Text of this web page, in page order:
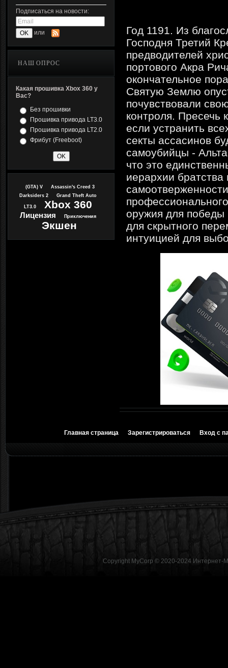
Подписаться на новости:
или
НАШ ОПРОС
Какая прошивка Xbox 360 у
Вас?
Без прошивки
Прошивка привода LT3.0
Прошивка привода LT2.0
Фрибут (Freeboot)
(GTA) V
Assassin's Creed 3
Darksiders 2
Grand Theft Auto
LT3.0 Xbox 360
Лицензия Приключения
Экшен
Год 1191. Из
Господня Третий
предводителей
портового Акра
окончательное
Святую Землю
почувствовали
контроля. Пресечь
если устранить
секты ассасинов
самоубийцы -
что это
иерархии
оружия для победы
для скрытного
интуицией для
Главная страница Зарегистрироваться Вход с
Copyright MyCorp © 2020-2024 Интернет-